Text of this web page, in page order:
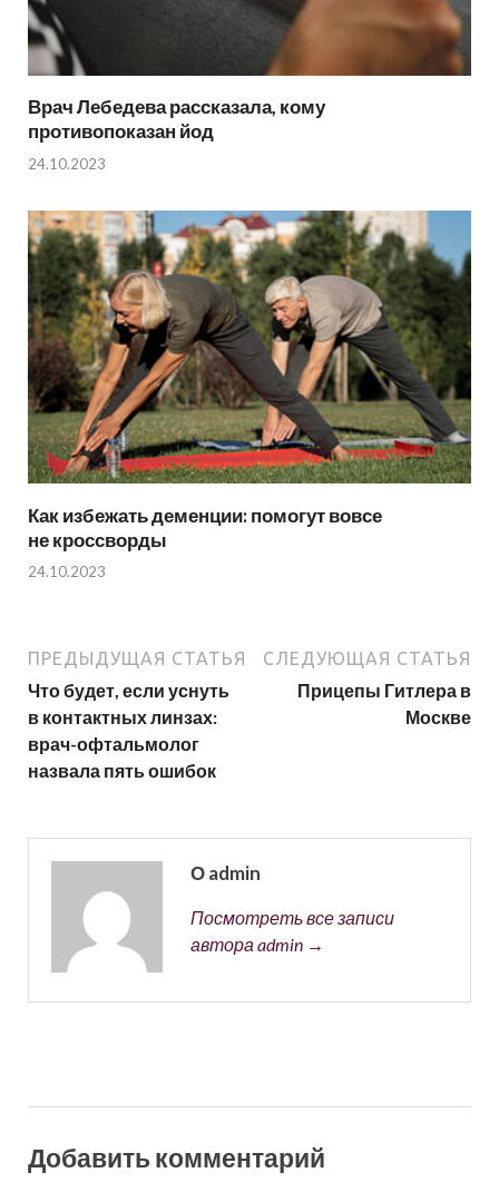
Врач Лебедева рассказала, кому
противопоказан йод
24.10.2023
Как избежать деменции: помогут вовсе
не кроссворды
24.10.2023
ПРЕДЫДУЩАЯ СТАТЬЯ
Что будет, если уснуть
в контактных линзах:
врач-офтальмолог
назвала пять ошибок
СЛЕДУЮЩАЯ СТАТЬЯ
Прицепы Гитлера в
Москве
О admin
Посмотреть все записи
автора admin →
Добавить комментарий